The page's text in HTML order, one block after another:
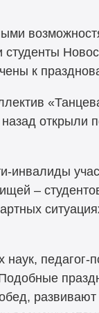
к
открыли
инвалиды
–
наук, педагог-